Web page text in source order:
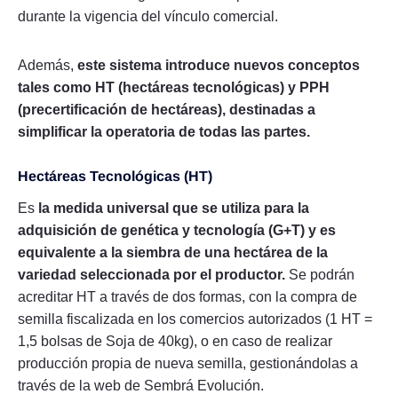
durante la vigencia del vínculo comercial.
Además, este sistema introduce nuevos conceptos
tales como HT (hectáreas tecnológicas) y PPH
(precertificación de hectáreas), destinadas a
simplificar la operatoria de todas las partes.
Hectáreas Tecnológicas (HT)
Es la medida universal que se utiliza para la
adquisición de genética y tecnología (G+T) y es
equivalente a la siembra de una hectárea de la
variedad seleccionada por el productor. Se podrán
acreditar HT a través de dos formas, con la compra de
semilla fiscalizada en los comercios autorizados (1 HT =
1,5 bolsas de Soja de 40kg), o en caso de realizar
producción propia de nueva semilla, gestionándolas a
través de la web de Sembrá Evolución.